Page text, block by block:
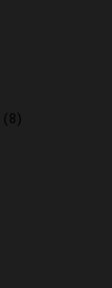
(8)